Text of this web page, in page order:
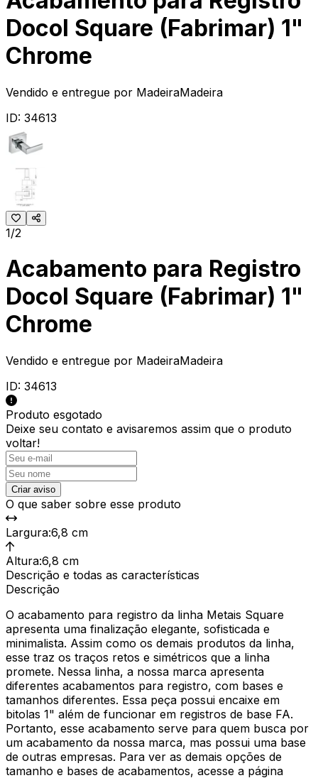
Docol Square (Fabrimar) 1"
Chrome
Vendido e entregue por MadeiraMadeira
ID: 34613
1/2
Acabamento para Registro
Docol Square (Fabrimar) 1"
Chrome
Vendido e entregue por MadeiraMadeira
ID: 34613
Produto esgotado
Deixe seu contato e avisaremos assim que o produto
voltar!
Criar aviso
O que saber sobre esse produto
Largura:6,8 cm
Altura:6,8 cm
Descrição e todas as características
Descrição
O acabamento para registro da linha Metais Square
apresenta uma finalização elegante, sofisticada e
minimalista. Assim como os demais produtos da linha,
esse traz os traços retos e simétricos que a linha
promete. Nessa linha, a nossa marca apresenta
diferentes acabamentos para registro, com bases e
tamanhos diferentes. Essa peça possui encaixe em
bitolas 1" além de funcionar em registros de base FA.
Portanto, esse acabamento serve para quem busca por
um acabamento da nossa marca, mas possui uma base
de outras empresas. Para ver as demais opções de
tamanho e bases de acabamentos, acesse a página